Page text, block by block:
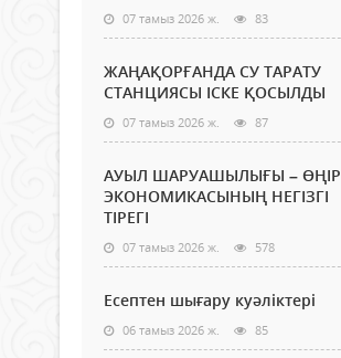
07 тамыз 2026 ж. 83
ЖАҢАҚОРҒАНДА СУ ТАРАТУ
СТАНЦИЯСЫ ІСКЕ ҚОСЫЛДЫ
07 тамыз 2026 ж. 87
АУЫЛ ШАРУАШЫЛЫҒЫ – ӨҢІР
ЭКОНОМИКАСЫНЫҢ НЕГІЗГІ
ТІРЕГІ
07 тамыз 2026 ж. 578
Есептен шығару куәліктері
06 тамыз 2026 ж. 85